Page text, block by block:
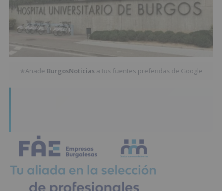
★Añade BurgosNoticias a tus fuentes preferidas de Google